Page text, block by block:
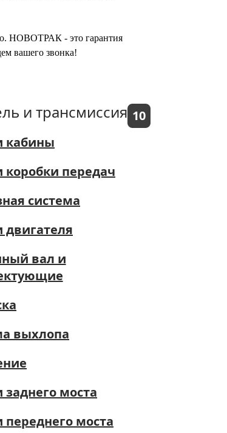
НОВОТРАК - это гарантия
вашего звонка!
и трансмиссия 10
кабины
коробки передач
система
двигателя
вал и
выхлопа
заднего моста
переднего моста